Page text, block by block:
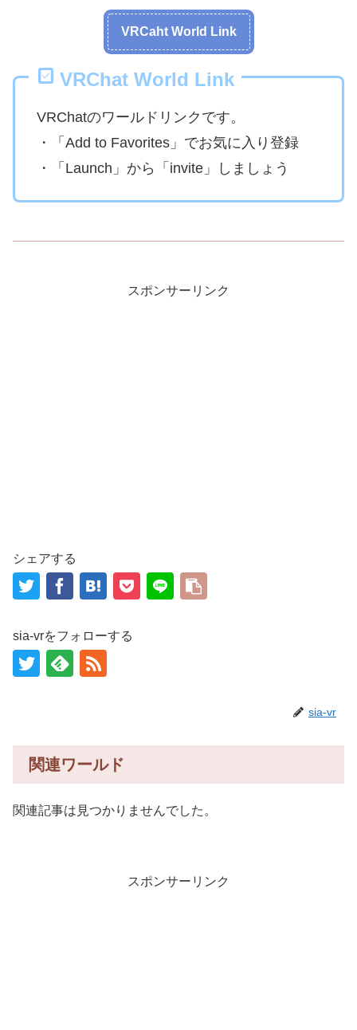
VRCaht World Link
VRChat World Link
VRChatのワールドリンクです。
・「Add to Favorites」でお気に入り登録
・「Launch」から「invite」しましょう
スポンサーリンク
シェアする
sia-vrをフォローする
sia-vr
関連ワールド
関連記事は見つかりませんでした。
スポンサーリンク